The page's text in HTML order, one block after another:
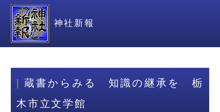
神社新報
蔵書からみる 知識の継承を 栃
木市立文学館